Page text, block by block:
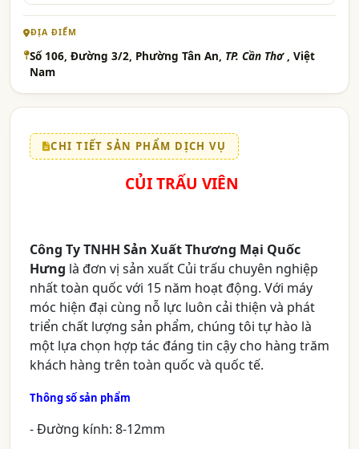
ĐỊA ĐIỂM
Số 106, Đường 3/2, Phường Tân An, TP. Cần Thơ , Việt
Nam
CHI TIẾT SẢN PHẨM DỊCH VỤ
CỦI TRẤU VIÊN
Công Ty TNHH Sản Xuất Thương Mại Quốc
Hưng là đơn vị sản xuất Củi trấu chuyên nghiệp
nhất toàn quốc với 15 năm hoạt động. Với máy
móc hiện đại cùng nỗ lực luôn cải thiện và phát
triển chất lượng sản phẩm, chúng tôi tự hào là
một lựa chọn hợp tác đáng tin cậy cho hàng trăm
khách hàng trên toàn quốc và quốc tế.
Thông số sản phẩm
- Đường kính: 8-12mm